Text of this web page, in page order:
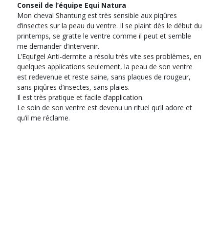
Conseil de l’équipe Equi Natura
Mon cheval Shantung est très sensible aux piqûres
d’insectes sur la peau du ventre. Il se plaint dès le début du
printemps, se gratte le ventre comme il peut et semble
me demander d’intervenir.
L’Equi’gel Anti-dermite a résolu très vite ses problèmes, en
quelques applications seulement, la peau de son ventre
est redevenue et reste saine, sans plaques de rougeur,
sans piqûres d’insectes, sans plaies.
Il est très pratique et facile d’application.
Le soin de son ventre est devenu un rituel qu’il adore et
qu’il me réclame.